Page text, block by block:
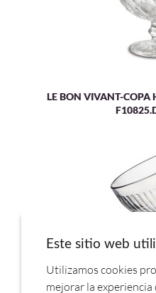
LE BON VIVANT-COPA
COPA HELADO
Este sitio web
Utilizamos cookies
mejorar la